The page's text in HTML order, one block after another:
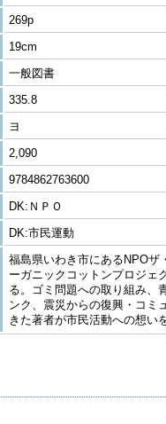
269p
19cm
一般図書
335.8
ヨ
2,090
9784862763600
DK:ＮＰＯ
DK:市民運動
福島県いわき市にあるNPOザ
ーガニックコットンプロジェ
る。ゴミ問題への取り組み、
ンク、震災からの復興・コミ
きた著者が市民活動への想い